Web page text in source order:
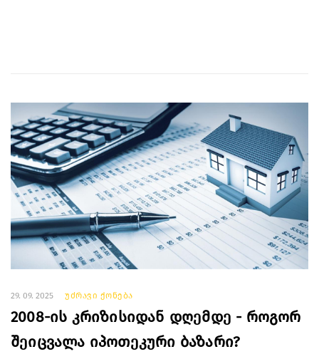
29. 09. 2025 უძრავი ქონება
2008-ის კრიზისიდან დღემდე - როგორ
შეიცვალა იპოთეკური ბაზარი?